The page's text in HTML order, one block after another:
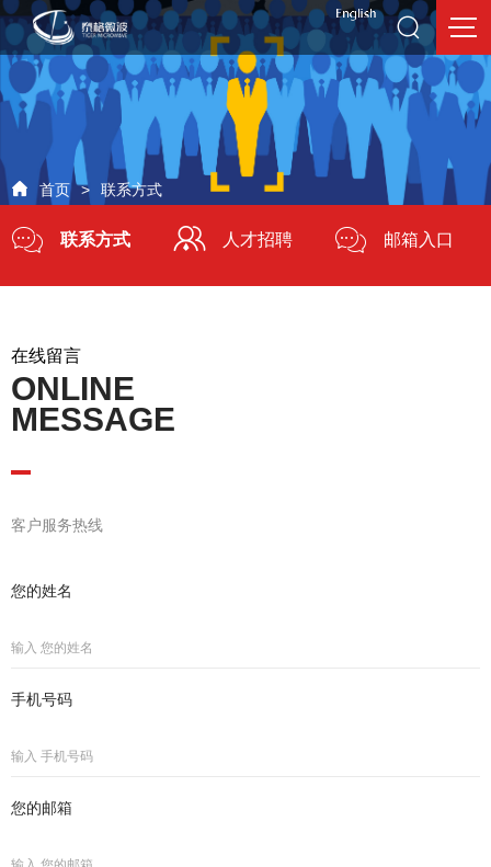
联系方式 人才招聘 邮箱入口
首页 > 联系方式
在线留言
ONLINE
MESSAGE
客户服务热线
您的姓名
手机号码
您的邮箱